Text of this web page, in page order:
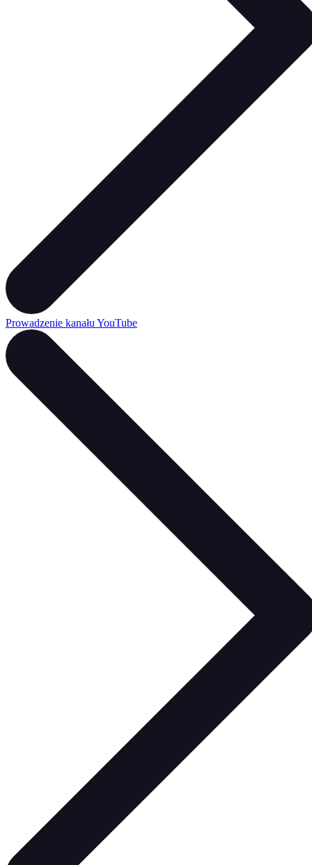
Prowadzenie kanału YouTube